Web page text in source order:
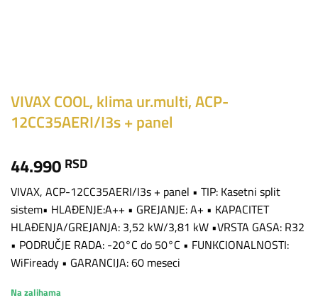
VIVAX COOL, klima ur.multi, ACP-
12CC35AERI/I3s + panel
44.990 RSD
VIVAX, ACP-12CC35AERI/I3s + panel • TIP: Kasetni split
sistem• HLAĐENJE:A++ • GREJANJE: A+ • KAPACITET
HLAĐENJA/GREJANJA: 3,52 kW/3,81 kW •VRSTA GASA: R32
• PODRUČJE RADA: -20°C do 50°C • FUNKCIONALNOSTI:
WiFiready • GARANCIJA: 60 meseci
Na zalihama